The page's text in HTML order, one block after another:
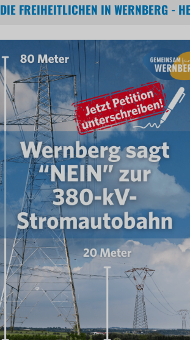
DIE FREIHEITLICHEN IN WERNBERG -